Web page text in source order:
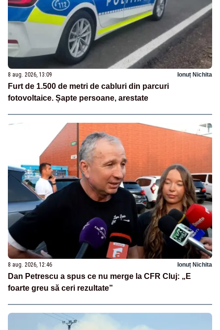
8 aug. 2026, 13:09 Ionuț Nichita
Furt de 1.500 de metri de cabluri din parcuri
fotovoltaice. Șapte persoane, arestate
8 aug. 2026, 12:46 Ionuț Nichita
Dan Petrescu a spus ce nu merge la CFR Cluj: „E
foarte greu să ceri rezultate”